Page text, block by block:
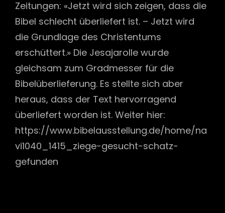
Zeitungen: «Jetzt wird sich zeigen, dass die
Bibel schlecht überliefert ist. – Jetzt wird
die Grundlage des Christentums
erschüttert.» Die Jesajarolle wurde
gleichsam zum Gradmesser für die
Bibelüberlieferung. Es stellte sich aber
heraus, dass der Text hervorragend
überliefert worden ist. Weiter hier:
https://www.bibelausstellung.de/home/na
vi1040_1415_ziege-gesucht-schatz-
gefunden